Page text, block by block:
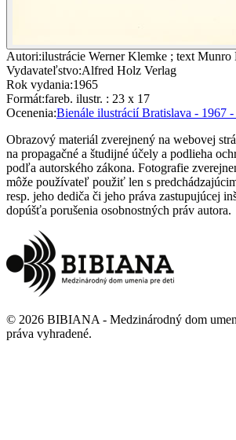
Autori:ilustrácie Werner Klemke ; text Munro
Vydavateľstvo:Alfred Holz Verlag
Rok vydania:1965
Formát:fareb. ilustr. : 23 x 17
Ocenenia:Bienále ilustrácií Bratislava - 1967
Obrazový materiál zverejnený na webovej
na propagačné a študijné účely a podlieha
podľa autorského zákona. Fotografie
môže používateľ použiť len s
resp. jeho dediča či jeho práva zastupujúcej
dopúšťa porušenia osobnostných práv autora.
© 2026 BIBIANA - Medzinárodný dom
práva vyhradené.